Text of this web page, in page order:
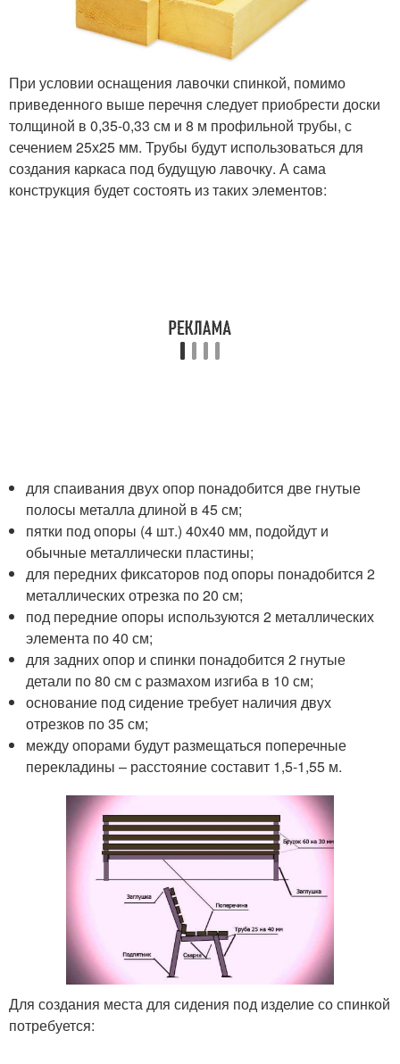
При условии оснащения лавочки спинкой, помимо
приведенного выше перечня следует приобрести доски
толщиной в 0,35-0,33 см и 8 м профильной трубы, с
сечением 25х25 мм. Трубы будут использоваться для
создания каркаса под будущую лавочку. А сама
конструкция будет состоять из таких элементов:
для спаивания двух опор понадобится две гнутые
полосы металла длиной в 45 см;
пятки под опоры (4 шт.) 40х40 мм, подойдут и
обычные металлически пластины;
для передних фиксаторов под опоры понадобится 2
металлических отрезка по 20 см;
под передние опоры используются 2 металлических
элемента по 40 см;
для задних опор и спинки понадобится 2 гнутые
детали по 80 см с размахом изгиба в 10 см;
основание под сидение требует наличия двух
отрезков по 35 см;
между опорами будут размещаться поперечные
перекладины – расстояние составит 1,5-1,55 м.
Для создания места для сидения под изделие со спинкой
потребуется: